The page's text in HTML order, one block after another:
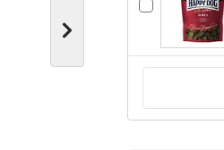
Nächstes Bild anzeigen